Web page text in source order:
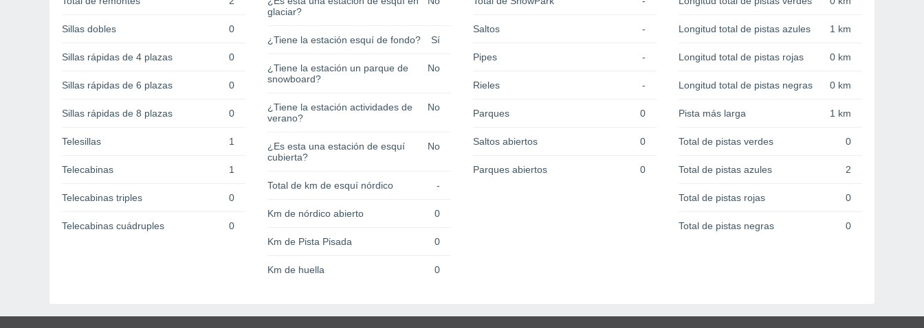
Sillas dobles 0
Sillas rápidas de 4 plazas 0
Sillas rápidas de 6 plazas 0
Sillas rápidas de 8 plazas 0
Telesillas 1
Telecabinas 1
Telecabinas triples 0
Telecabinas cuádruples 0
glaciar?
¿Tiene la estación esquí de fondo? Sí
¿Tiene la estación un parque de
snowboard?
No
¿Tiene la estación actividades de
verano?
No
¿Es esta una estación de esquí
cubierta?
No
Total de km de esquí nórdico -
Km de nórdico abierto 0
Km de Pista Pisada 0
Km de huella 0
Saltos -
Pipes -
Rieles -
Parques 0
Saltos abiertos 0
Parques abiertos 0
Longitud total de pistas azules 1 km
Longitud total de pistas rojas 0 km
Longitud total de pistas negras 0 km
Pista más larga 1 km
Total de pistas verdes 0
Total de pistas azules 2
Total de pistas rojas 0
Total de pistas negras 0